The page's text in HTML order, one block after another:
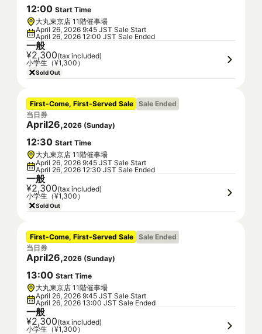
12:00 Start Time
大丸東京店 11階催事場
April 26, 2026 9:45 JST Sale Start
April 26, 2026 12:00 JST Sale Ended
一般
¥2,300(tax included)
小学生（¥1,300）
Sold Out
First-Come, First-Served Sale Sale Ended
当日券
April26,2026 (Sunday)
12:30 Start Time
大丸東京店 11階催事場
April 26, 2026 9:45 JST Sale Start
April 26, 2026 12:30 JST Sale Ended
一般
¥2,300(tax included)
小学生（¥1,300）
Sold Out
First-Come, First-Served Sale Sale Ended
当日券
April26,2026 (Sunday)
13:00 Start Time
大丸東京店 11階催事場
April 26, 2026 9:45 JST Sale Start
April 26, 2026 13:00 JST Sale Ended
一般
¥2,300(tax included)
小学生（¥1,300）